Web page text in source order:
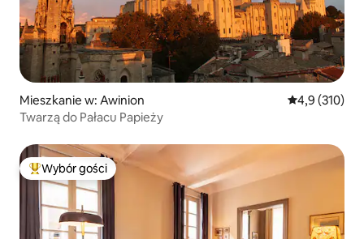
Mieszkanie w: Awinion Średnia
4,9 (310)
Twarzą do Pałacu Papieży
Najpopularniejsze z kategorii Wybór gości
Wybór gości